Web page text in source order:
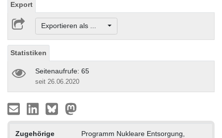
Export
Exportieren als ...
Statistiken
Seitenaufrufe: 65
seit 26.06.2020
Zugehörige
Programm Nukleare Entsorgung,